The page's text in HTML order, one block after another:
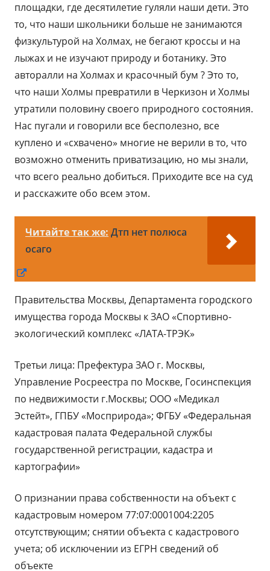
площадки, где десятилетие гуляли наши дети. Это
то, что наши школьники больше не занимаются
физкультурой на Холмах, не бегают кроссы и на
лыжах и не изучают природу и ботанику. Это
авторалли на Холмах и красочный бум ? Это то,
что наши Холмы превратили в Черкизон и Холмы
утратили половину своего природного состояния.
Нас пугали и говорили все бесполезно, все
куплено и «схвачено» многие не верили в то, что
возможно отменить приватизацию, но мы знали,
что всего реально добиться. Приходите все на суд
и расскажите обо всем этом.
Читайте так же: Дтп нет полюса
осаго
новом
окне
Правительства Москвы, Департамента городского
имущества города Москвы к ЗАО «Спортивно-
экологический комплекс «ЛАТА-ТРЭК»
Третьи лица: Префектура ЗАО г. Москвы,
Управление Росреестра по Москве, Госинспекция
по недвижимости г.Москвы; ООО «Медикал
Эстейт», ГПБУ «Мосприрода»; ФГБУ «Федеральная
кадастровая палата Федеральной службы
государственной регистрации, кадастра и
картографии»
О признании права собственности на объект с
кадастровым номером 77:07:0001004:2205
отсутствующим; снятии объекта с кадастрового
учета; об исключении из ЕГРН сведений об
объекте